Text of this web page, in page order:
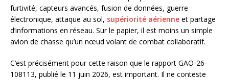
furtivité, capteurs avancés, fusion de données, guerre
électronique, attaque au sol, supériorité aérienne et partage
d’informations en réseau. Sur le papier, il est moins un simple
avion de chasse qu’un nœud volant de combat collaboratif.
C’est précisément pour cette raison que le rapport GAO-26-
108113, publié le 11 juin 2026, est important. Il ne conteste